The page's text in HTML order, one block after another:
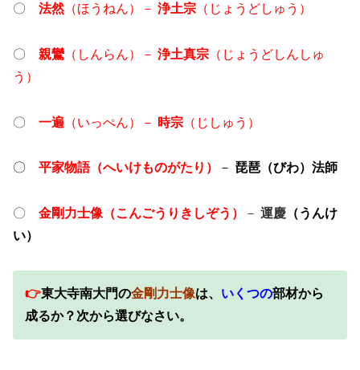
〇 法然（ほうねん）－ 浄土宗 （じょうどしゅう）
〇 親鸞（しんらん）－ 浄土真宗 （じょうどしんしゅ
う）
〇 一遍 （いっぺん）－ 時宗 （じしゅう）
〇 平家物語（へいけものがたり） － 琵琶（びわ）法師
〇 金剛力士像（こんごうりきしぞう） － 運慶 （うんけ
い）
👉東大寺南大門の金剛力士像は、 いくつの部材から
成るか？次から選びなさい。